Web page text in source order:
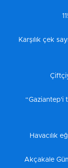
Karşılık çek
“Gaziantep'i
Havacılık
Akçakale